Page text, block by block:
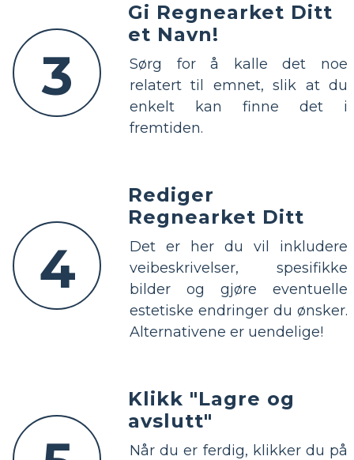
3
Gi Regnearket Ditt
et Navn!
Sørg for å kalle det noe
relatert til emnet, slik at du
enkelt kan finne det i
fremtiden.
4
Rediger
Regnearket Ditt
Det er her du vil inkludere
veibeskrivelser, spesifikke
bilder og gjøre eventuelle
estetiske endringer du ønsker.
Alternativene er uendelige!
Klikk "Lagre og
avslutt"
Når du er ferdig, klikker du på